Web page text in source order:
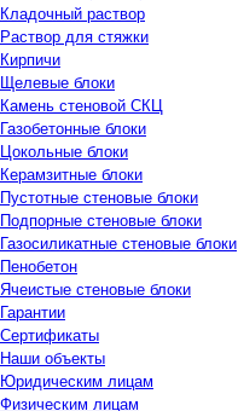
Кладочный раствор
Раствор для стяжки
Кирпичи
Щелевые блоки
Камень стеновой СКЦ
Газобетонные блоки
Цокольные блоки
Керамзитные блоки
Пустотные стеновые блоки
Подпорные стеновые блоки
Газосиликатные стеновые блоки
Пенобетон
Ячеистые стеновые блоки
Гарантии
Сертификаты
Наши объекты
Юридическим лицам
Физическим лицам